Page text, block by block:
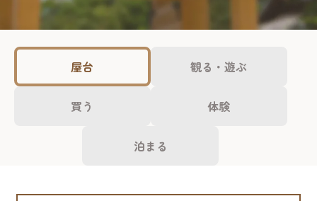
屋台 観る・遊ぶ
買う 体験
泊まる